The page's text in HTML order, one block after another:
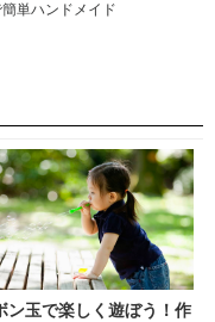
単ハンドメイド
ン玉で楽しく遊ぼう！作